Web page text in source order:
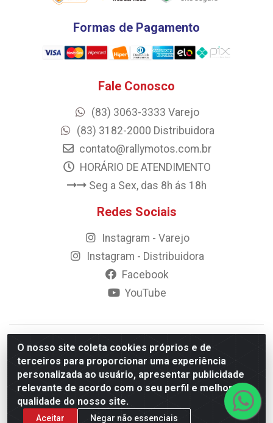
O nosso site coleta cookies próprios e de
terceiros para proporcionar uma experiência
personalizada ao usuário, apresentar publicidade
relevante de acordo com o seu perfil e melhorar a
qualidade do nosso site.
Aceitar Negar não essenciais
Formas de Pagamento
Fale Conosco
(83) 3063-3333 Varejo
(83) 3182-2000 Distribuidora
contato@rallymotos.com.br
HORÁRIO DE ATENDIMENTO
Seg a Sex, das 8h ás 18h
Redes Sociais
Instagram - Varejo
Instagram - Distribuidora
Facebook
YouTube
© 2023 Rally Motos - todos os direitos reservados.
Razão Social: Rally motos distribuidora, importadora e
transportadora de peças LTDA - CNPJ 09.262.859/0001-43 -
Rua Vigário Calixto 2900 - Catolé, Campina Grande/PB